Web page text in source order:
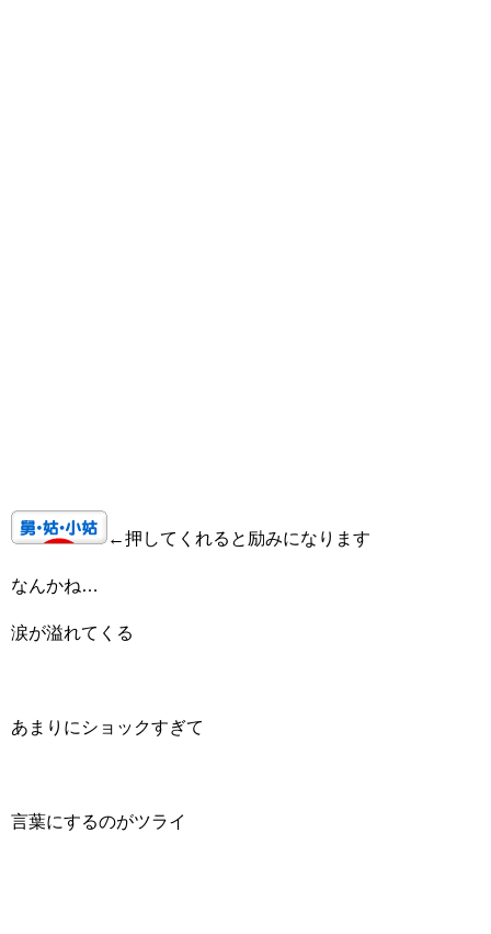
←押してくれると励みになります
なんかね…
涙が溢れてくる
あまりにショックすぎて
言葉にするのがツライ